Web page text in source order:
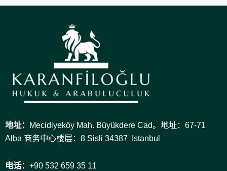
地址： Mecidiyeköy Mah. Büyükdere Cad。地址：67-71
Alba 商务中心楼层：8 Sisli 34387 Istanbul
电话： +90 532 659 35 11